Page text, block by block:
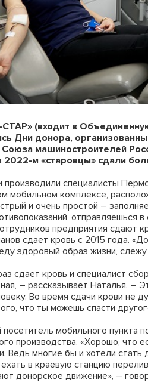
(входит в
Дни донора,
машиностроителей
2022-м «старовцы» сдали
производили специалисты
мобильном комплексе,
и очень простой –
отправляешься
предприятия сдают
сдает кровь с 2015 года.
здоровый образ жизни,
сдает кровь и специалист
– рассказывает Наталья. –
Во время сдачи крови не
что ты можешь спасти
мобильного пункта
производства. «Хорошо, что
Ведь многие бы и хотели
в краевую станцию
донорское движение», –